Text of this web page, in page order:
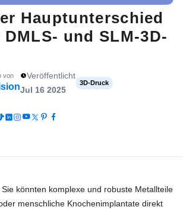
Hauptunterschied
und SLM-3D-
von
Veröffentlicht
Jul 16 2025
3D-Druck
könnten komplexe und robuste Metallteile
menschliche Knochenimplantate direkt